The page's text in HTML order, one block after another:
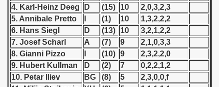
4. Karl-Heinz Deeg
D (15) 10
2,0,3,2,3
5. Annibale Pretto
(1) 10
1,3,2,2,2
6. Hans Siegl
D (13) 10
3,2,1,2,2
7. Josef Scharl
A (7) 9
2,1,0,3,3
8. Gianni Pizzo
(10) 9
2,3,2,2,0
9. Hubert Kullman
D (2) 7
0,2,2,1,2
10. Petar Iliev
BG (8) 5
2,3,0,0,f
- 1959
- 1960
- 1961
- 1962